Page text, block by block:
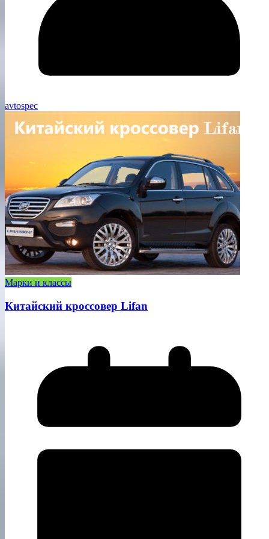
avtospec
Марки и классы
Китайский кроссовер Lifan